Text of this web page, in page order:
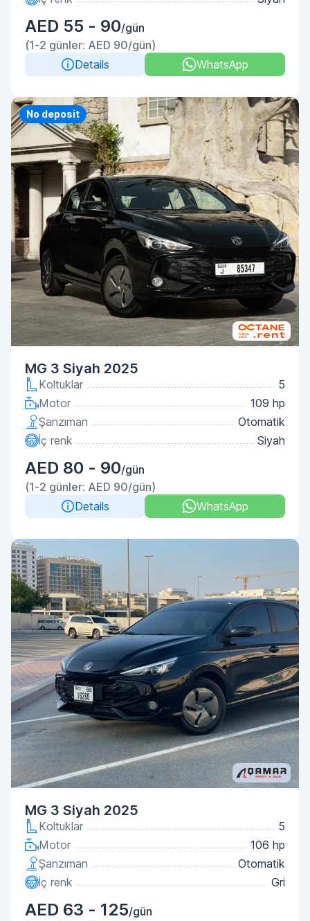
AED 55 - 90/gün
(1-2 günler: AED 90/gün)
Details
WhatsApp
Priority
No deposit
MG 3 Siyah 2025
Koltuklar
5
Motor
109 hp
Şanzıman
Otomatik
İç renk
Siyah
AED 80 - 90/gün
(1-2 günler: AED 90/gün)
Details
WhatsApp
MG 3 Siyah 2025
Koltuklar
5
Motor
106 hp
Şanzıman
Otomatik
İç renk
Gri
AED 63 - 125/gün